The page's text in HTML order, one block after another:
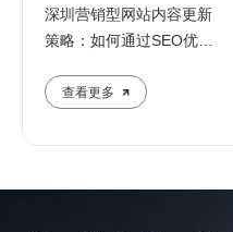
深圳营销型网站内容更新
策略：如何通过SEO优化
查看更多